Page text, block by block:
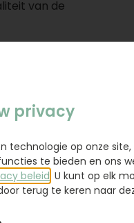
van de
privacy
technologie op onze
te bieden en ons
beleid . U kunt op elk
terug te keren naar